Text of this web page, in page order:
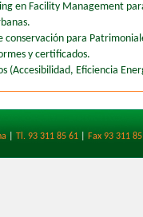
en Facility Management
para
y certificados.
(Accesibilidad, Eficiencia
Tl. 93 311 85 61 Fax 93 311